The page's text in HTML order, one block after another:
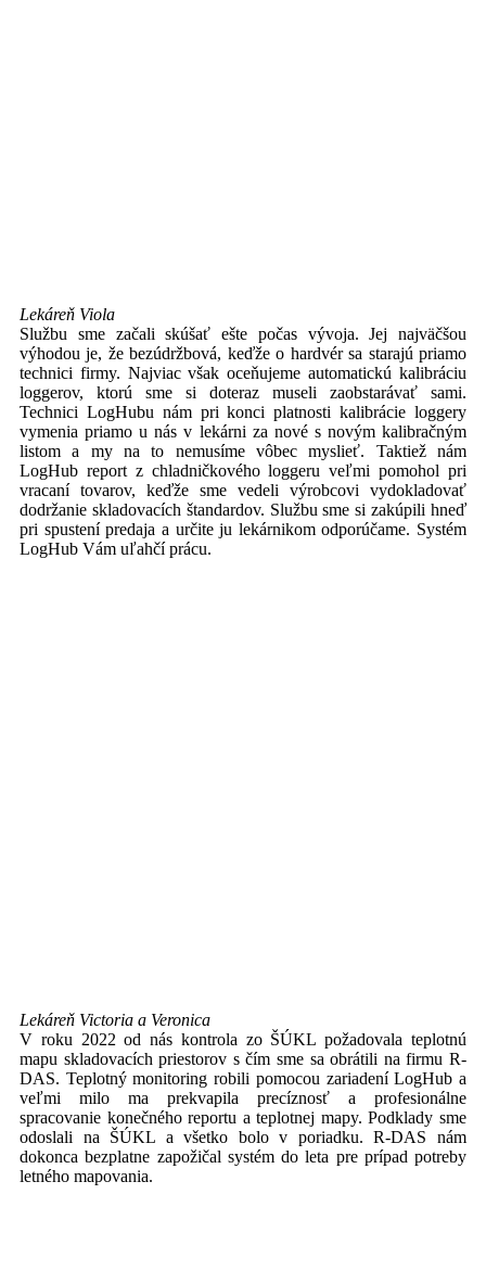
Lekáreň Viola
Službu sme začali skúšať ešte počas vývoja. Jej najväčšou
výhodou je, že bezúdržbová, keďže o hardvér sa starajú priamo
technici firmy. Najviac však oceňujeme automatickú kalibráciu
loggerov, ktorú sme si doteraz museli zaobstarávať sami.
Technici LogHubu nám pri konci platnosti kalibrácie loggery
vymenia priamo u nás v lekárni za nové s novým kalibračným
listom a my na to nemusíme vôbec myslieť. Taktiež nám
LogHub report z chladničkového loggeru veľmi pomohol pri
vracaní tovarov, keďže sme vedeli výrobcovi vydokladovať
dodržanie skladovacích štandardov. Službu sme si zakúpili hneď
pri spustení predaja a určite ju lekárnikom odporúčame. Systém
LogHub Vám uľahčí prácu.
Lekáreň Victoria a Veronica
V roku 2022 od nás kontrola zo ŠÚKL požadovala teplotnú
mapu skladovacích priestorov s čím sme sa obrátili na firmu R-
DAS. Teplotný monitoring robili pomocou zariadení LogHub a
veľmi milo ma prekvapila precíznosť a profesionálne
spracovanie konečného reportu a teplotnej mapy. Podklady sme
odoslali na ŠÚKL a všetko bolo v poriadku. R-DAS nám
dokonca bezplatne zapožičal systém do leta pre prípad potreby
letného mapovania.